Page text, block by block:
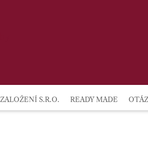
ZALOŽENÍ S.R.O. READY MADE